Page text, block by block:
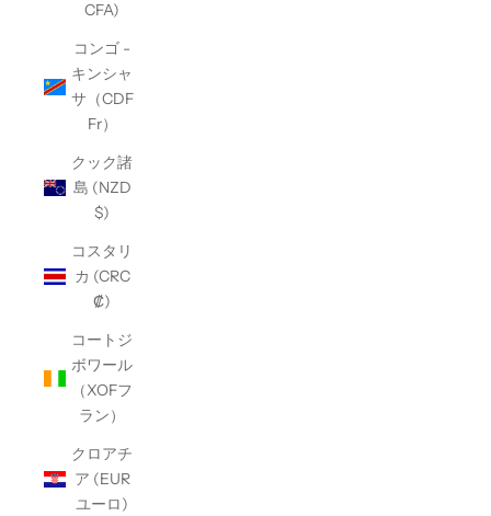
CFA)
コンゴ -
キンシャ
サ（CDF
Fr）
クック諸
島 (NZD
$)
コスタリ
カ (CRC
₡)
コートジ
ボワール
（XOFフ
ラン）
クロアチ
ア (EUR
ユーロ)